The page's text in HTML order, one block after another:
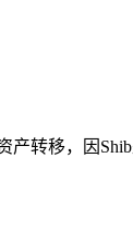
转移，因